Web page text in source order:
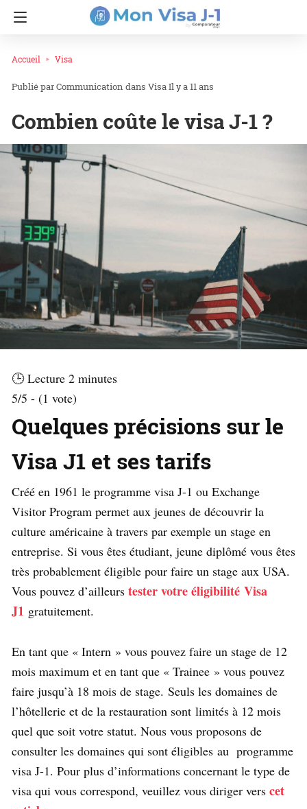
Accueil Visa
Communication dans VisaIl y a 11 ans
Combien coûte le visa J-1 ?
🕒 Lecture 2 minutes
5/5 - (1 vote)
Quelques précisions sur le
Visa J1 et ses tarifs
Créé en 1961 le programme visa J-1 ou Exchange
Visitor Program permet aux jeunes de découvrir la
culture américaine à travers par exemple un stage en
entreprise. Si vous êtes étudiant, jeune diplômé vous êtes
très probablement éligible pour faire un stage aux USA.
Vous pouvez d’ailleurs tester votre éligibilité Visa
J1 gratuitement.
En tant que « Intern » vous pouvez faire un stage de 12
mois maximum et en tant que « Trainee » vous pouvez
faire jusqu’à 18 mois de stage. Seuls les domaines de
l’hôtellerie et de la restauration sont limités à 12 mois
quel que soit votre statut. Nous vous proposons de
consulter les domaines qui sont éligibles au programme
visa J-1. Pour plus d’informations concernant le type de
visa qui vous correspond, veuillez vous diriger vers cet